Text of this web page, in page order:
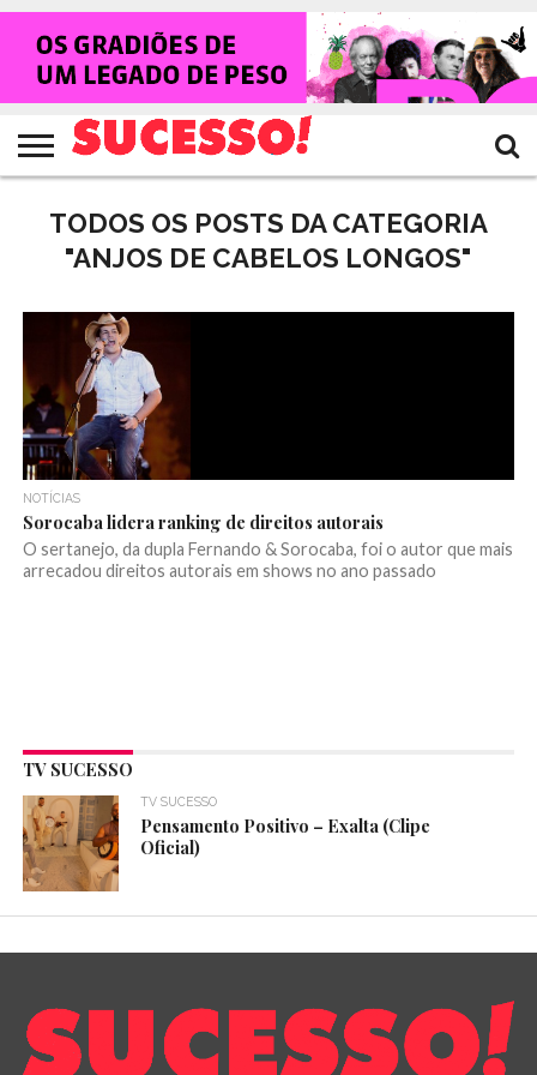
HOME
NOTÍCIAS
SHOWS
ENTREVISTAS
CLIQUES
RANKING
CROWLEY
TV
SUCESSO!
REVISTA
SUCESSO!
TODOS OS POSTS DA CATEGORIA
"ANJOS DE CABELOS LONGOS"
NOTÍCIAS
Sorocaba lidera ranking de direitos autorais
O sertanejo, da dupla Fernando & Sorocaba, foi o autor que mais
arrecadou direitos autorais em shows no ano passado
TV SUCESSO
TV SUCESSO
Pensamento Positivo – Exalta (Clipe
Oficial)